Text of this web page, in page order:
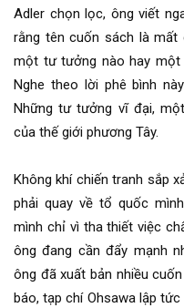
Adler chọn lọc, ông viết
rằng tên cuốn sách là
một tư tưởng nào hay một
Nghe theo lời phê bình
Những tư tưởng vĩ đại,
của thế giới phương Tây.
Không khí chiến tranh sắp
phải quay về tổ quốc
mình chỉ vì tha thiết việc
ông đang cần đẩy mạnh
ông đã xuất bản nhiều
báo, tạp chí Ohsawa lập